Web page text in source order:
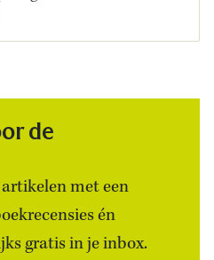
de
met een
én
gratis in je inbox.